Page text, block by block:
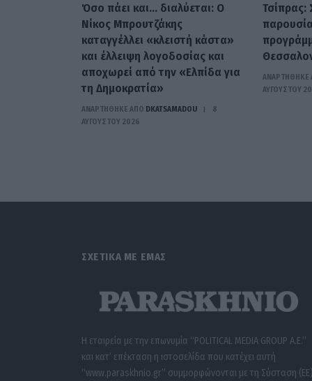
Όσο πάει και… διαλύεται: Ο
Νίκος Μπρουτζάκης
καταγγέλλει «κλειστή κάστα»
και έλλειψη λογοδοσίας και
αποχωρεί από την «Ελπίδα για
τη Δημοκρατία»
ΑΝΑΡΤΗΘΗΚΕ ΑΠΟ DKATSAMADOU
8
ΑΥΓΟΎΣΤΟΥ 2026
Τσίπρας:
ΑΝΑΡΤΗΘΗΚΕ
ΑΥΓΟΎΣΤΟΥ
ΣΧΕΤΙΚΑ ΜΕ ΕΜΑΣ
Η εταιρεία με την επωνυμία “POLITICAL MEDIA GROUP A.E.”
και κατ’ επέκταση η ιστοσελίδα που κατέχει αυτή
“www.paraskhnio.gr” συμμορφώνονται με τη Σύσταση (ΕΕ)